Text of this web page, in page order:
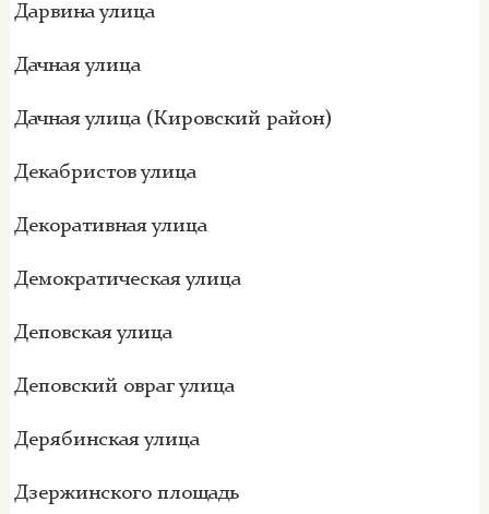
Дарвина улица
Дачная улица
Дачная улица (Кировский район)
Декабристов улица
Декоративная улица
Демократическая улица
Деповская улица
Деповский овраг улица
Дерябинская улица
Дзержинского площадь